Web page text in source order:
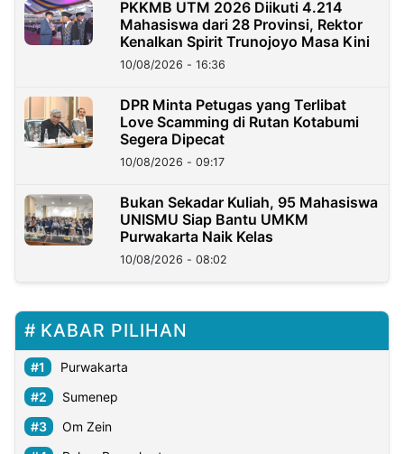
PKKMB UTM 2026 Diikuti 4.214
Mahasiswa dari 28 Provinsi, Rektor
Kenalkan Spirit Trunojoyo Masa Kini
10/08/2026 - 16:36
DPR Minta Petugas yang Terlibat
Love Scamming di Rutan Kotabumi
Segera Dipecat
10/08/2026 - 09:17
Bukan Sekadar Kuliah, 95 Mahasiswa
UNISMU Siap Bantu UMKM
Purwakarta Naik Kelas
10/08/2026 - 08:02
KABAR PILIHAN
Purwakarta
Sumenep
Om Zein